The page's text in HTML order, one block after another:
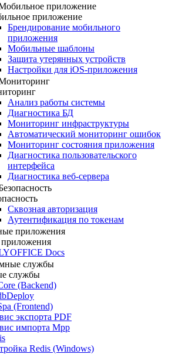
приложение
приложение
Брендирование мобильного
приложения
Мобильные шаблоны
Защита утерянных устройств
Настройки для iOS-приложения
Анализ работы системы
Диагностика БД
Мониторинг инфраструктуры
Автоматический мониторинг ошибок
Мониторинг состояния приложения
Диагностика пользовательского
интерфейса
Диагностика веб-сервера
Сквозная авторизация
Аутентификация по токенам
приложения
Docs
службы
службы
(Backend)
(Frontend)
экспорта PDF
импорта Mpp
Redis (Windows)